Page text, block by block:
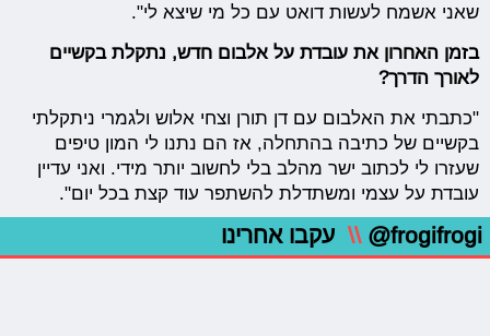
שאני אשמח לעשות דואט עם כל מי שיצא לי".
בזמן האחרון את עובדת על אלבום חדש, נתקלת בקשיים
לאורך הדרך?
"כתבתי את האלבום עם דן תורן וצחי אלוש ולגמרי ניתקלתי
בקשיים של כתיבה בהתחלה, אז הם נתנו לי המון טיפים
שעזרו לי לכתוב ישר מהלב בלי לחשוב יותר מידי. ואני עדיין
עובדת על עצמי ומשתדלת להשתפר עוד קצת בכל יום".
@frogifrogi
\\ עקבו אחרינו